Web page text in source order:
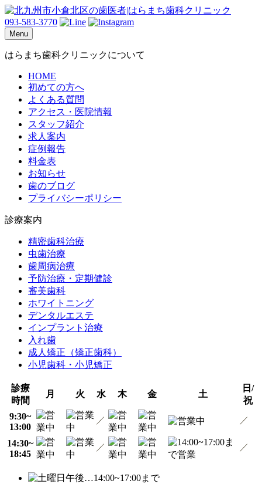
093-583-3770
Menu
はらまち歯科クリニックについて
HOME
初めての方へ
よくある質問
アクセス・医院情報
スタッフ紹介
求人案内
症例報告
料金表
お知らせ
歯のブログ
プライバシーポリシー
診療案内
精密歯科治療
虫歯治療
歯周病治療
予防治療・定期健診
審美歯科
ホワイトニング
デンタルエステ
インプラント治療
入れ歯
成人矯正（矯正歯科）
小児歯科・小児矯正
診療
時間
月 火 水 木 金 土
日/
祝
9:30~
13:00
14:30~
18:45
…14:00~17:00まで